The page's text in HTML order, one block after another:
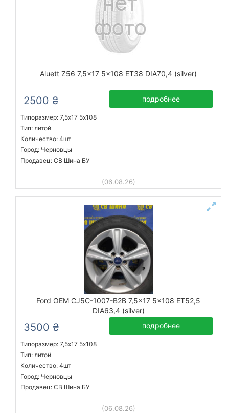
Aluett Z56 7,5x17 5x108 ET38 DIA70,4 (silver)
2500 ₴ подробнее
Типоразмер: 7,5x17 5х108
Тип: литой
Количество: 4шт
Город: Черновцы
Продавец: СВ Шина БУ
(06.08.26)
Ford OEM CJ5C-1007-B2B 7,5x17 5x108 ET52,5
DIA63,4 (silver)
3500 ₴ подробнее
Типоразмер: 7,5x17 5х108
Тип: литой
Количество: 4шт
Город: Черновцы
Продавец: СВ Шина БУ
(06.08.26)